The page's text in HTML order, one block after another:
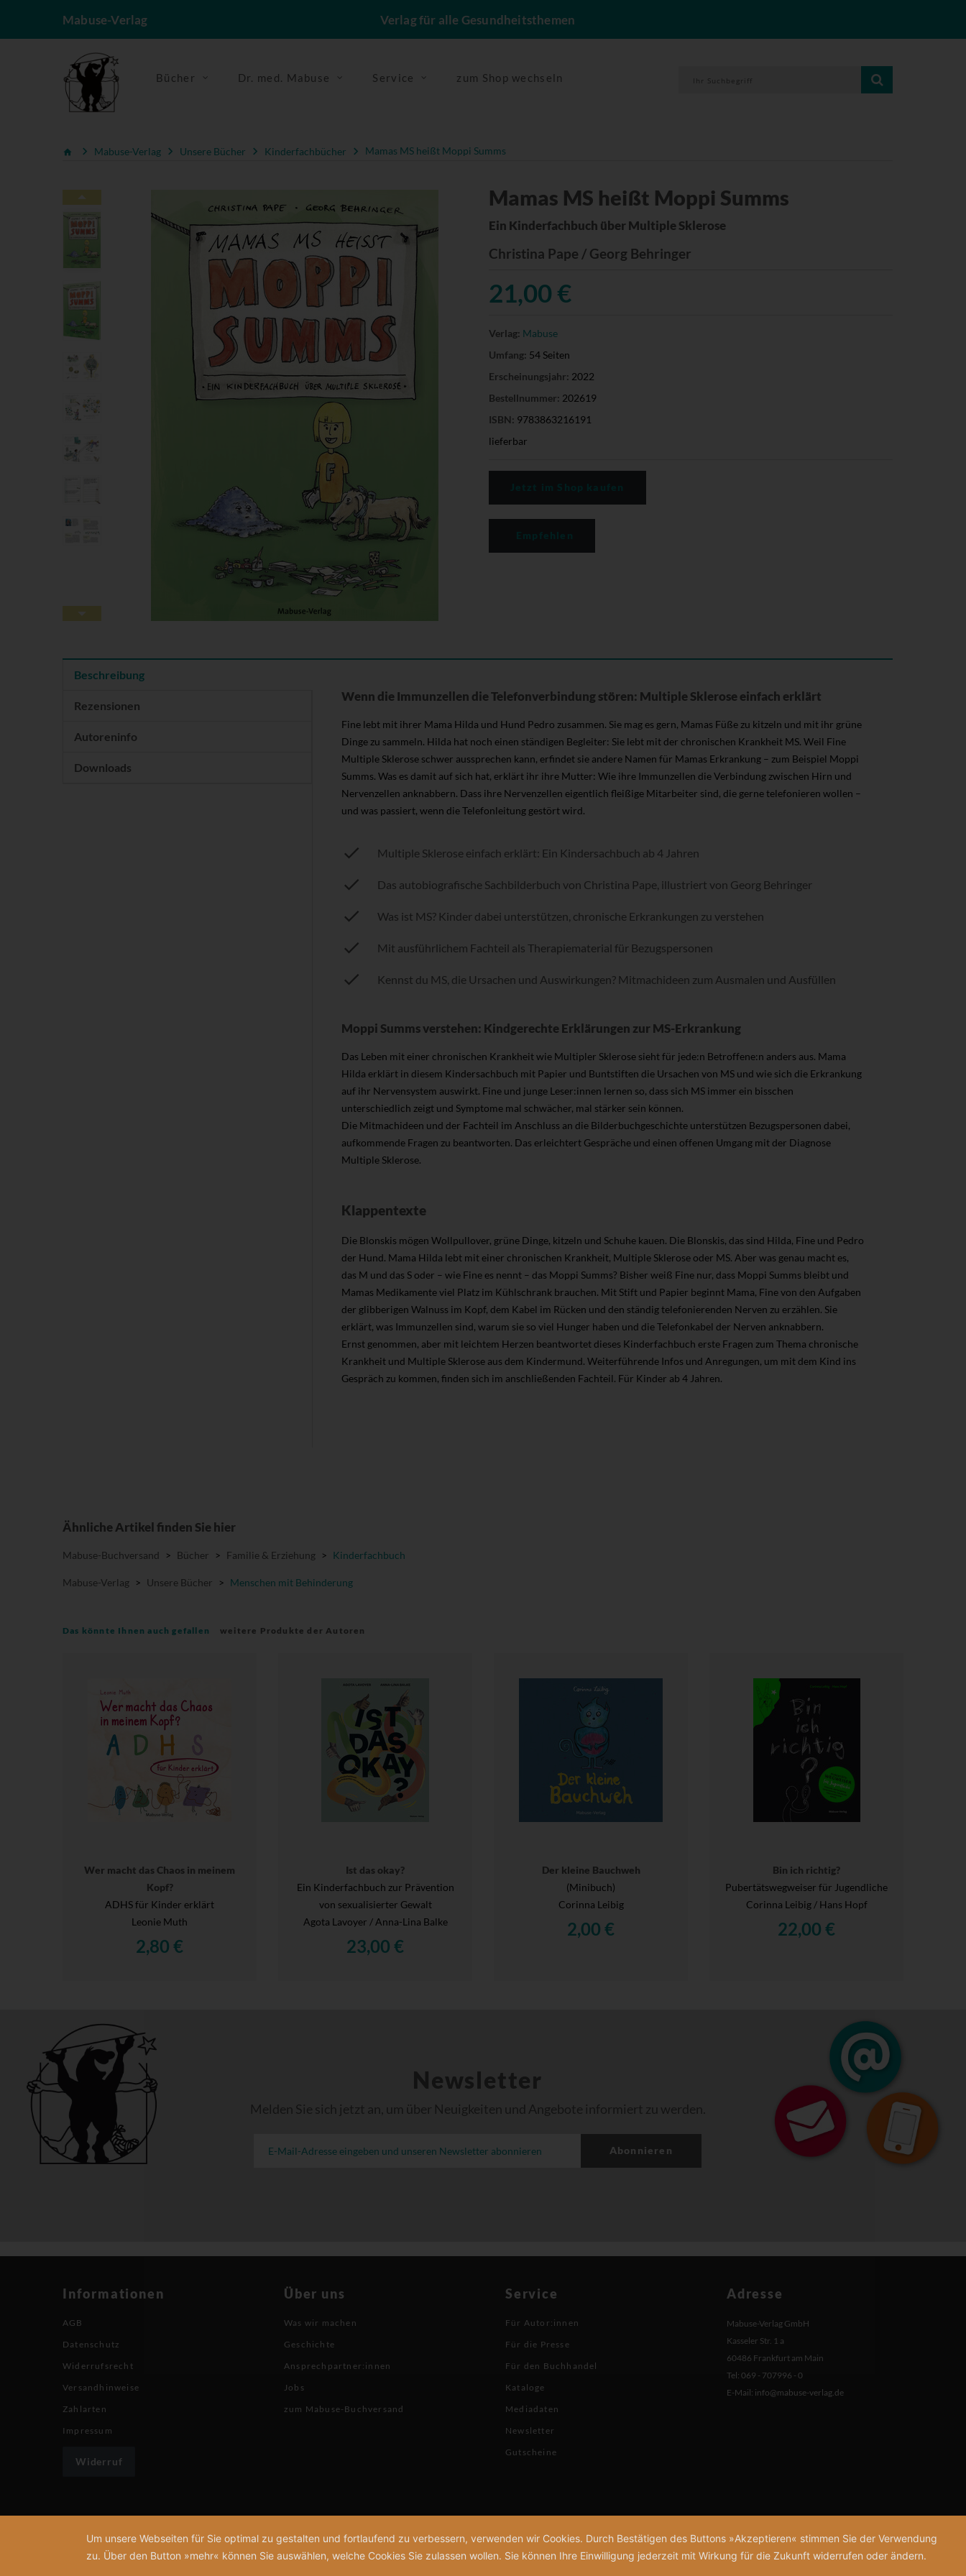
Mabuse-Verlag Verlag für alle Gesundheitsthemen
Bücher Dr. med. Mabuse Service zum Shop wechseln
Mabuse-Verlag Unsere Bücher Kinderfachbücher Mamas MS heißt Moppi Summs
Mamas MS heißt Moppi Summs
Ein Kinderfachbuch über Multiple Sklerose
Christina Pape / Georg Behringer
21,00 €
Verlag: Mabuse
Umfang: 54 Seiten
Erscheinungsjahr: 2022
Bestellnummer: 202619
ISBN: 9783863216191
lieferbar
Beschreibung
Rezensionen
Autoreninfo
Downloads
Wenn die Immunzellen die Telefonverbindung stören: Multiple Sklerose einfach erklärt
Fine lebt mit ihrer Mama Hilda und Hund Pedro zusammen. Sie mag es gern, Mamas Füße zu kitzeln und mit ihr grüne
Dinge zu sammeln. Hilda hat noch einen ständigen Begleiter: Sie lebt mit der chronischen Krankheit MS. Weil Fine
Multiple Sklerose schwer aussprechen kann, erfindet sie andere Namen für Mamas Erkrankung – zum Beispiel Moppi
Summs. Was es damit auf sich hat, erklärt ihr ihre Mutter: Wie ihre Immunzellen die Verbindung zwischen Hirn und
Nervenzellen anknabbern. Dass ihre Nervenzellen eigentlich fleißige Mitarbeiter sind, die gerne telefonieren wollen –
und was passiert, wenn die Telefonleitung gestört wird.
Multiple Sklerose einfach erklärt: Ein Kindersachbuch ab 4 Jahren
Das autobiografische Sachbilderbuch von Christina Pape, illustriert von Georg Behringer
Was ist MS? Kinder dabei unterstützen, chronische Erkrankungen zu verstehen
Mit ausführlichem Fachteil als Therapiematerial für Bezugspersonen
Kennst du MS, die Ursachen und Auswirkungen? Mitmachideen zum Ausmalen und Ausfüllen
Moppi Summs verstehen: Kindgerechte Erklärungen zur MS-Erkrankung
Das Leben mit einer chronischen Krankheit wie Multipler Sklerose sieht für jede:n Betroffene:n anders aus. Mama
Hilda erklärt in diesem Kindersachbuch mit Papier und Buntstiften die Ursachen von MS und wie sich die Erkrankung
auf ihr Nervensystem auswirkt. Fine und junge Leser:innen lernen so, dass sich MS immer ein bisschen
unterschiedlich zeigt und Symptome mal schwächer, mal stärker sein können.
Die Mitmachideen und der Fachteil im Anschluss an die Bilderbuchgeschichte unterstützen Bezugspersonen dabei,
aufkommende Fragen zu beantworten. Das erleichtert Gespräche und einen offenen Umgang mit der Diagnose
Multiple Sklerose.
Klappentexte
Die Blonskis mögen Wollpullover, grüne Dinge, kitzeln und Schuhe kauen. Die Blonskis, das sind Hilda, Fine und Pedro
der Hund. Mama Hilda lebt mit einer chronischen Krankheit, Multiple Sklerose oder MS. Aber was genau macht es,
das M und das S oder – wie Fine es nennt – das Moppi Summs? Bisher weiß Fine nur, dass Moppi Summs bleibt und
Mamas Medikamente viel Platz im Kühlschrank brauchen. Mit Stift und Papier beginnt Mama, Fine von den Aufgaben
der glibberigen Walnuss im Kopf, dem Kabel im Rücken und den ständig telefonierenden Nerven zu erzählen. Sie
erklärt, was Immunzellen sind, warum sie so viel Hunger haben und die Telefonkabel der Nerven anknabbern.
Ernst genommen, aber mit leichtem Herzen beantwortet dieses Kinderfachbuch erste Fragen zum Thema chronische
Krankheit und Multiple Sklerose aus dem Kindermund. Weiterführende Infos und Anregungen, um mit dem Kind ins
Gespräch zu kommen, finden sich im anschließenden Fachteil. Für Kinder ab 4 Jahren.
Ähnliche Artikel finden Sie hier
Mabuse-Buchversand > Bücher > Familie & Erziehung > Kinderfachbuch
Mabuse-Verlag > Unsere Bücher > Menschen mit Behinderung
Das könnte Ihnen auch gefallen weitere Produkte der Autoren
Wer macht das Chaos in meinem
Kopf?
ADHS für Kinder erklärt
Leonie Muth
2,80 €
Ist das okay?
Ein Kinderfachbuch zur Prävention
von sexualisierter Gewalt
Agota Lavoyer / Anna-Lina Balke
23,00 €
Der kleine Bauchweh
(Minibuch)
Corinna Leibig
2,00 €
Bin ich richtig?
Pubertätswegweiser für Jugendliche
Corinna Leibig / Hans Hopf
22,00 €
Newsletter
Melden Sie sich jetzt an, um über Neuigkeiten und Angebote informiert zu werden.
Abonnieren
Informationen
AGB
Datenschutz
Widerrufsrecht
Versandhinweise
Zahlarten
Impressum
Widerruf
Über uns
Was wir machen
Geschichte
Ansprechpartner:innen
Jobs
zum Mabuse-Buchversand
Service
Für Autor:innen
Für die Presse
Für den Buchhandel
Kataloge
Mediadaten
Newsletter
Gutscheine
Adresse
Mabuse-Verlag GmbH
Kasseler Str. 1 a
60486 Frankfurt am Main
Tel: 069 - 707996 - 0
E-Mail: info@mabuse-verlag.de
Um unsere Webseiten für Sie optimal zu gestalten und fortlaufend zu verbessern, verwenden wir Cookies. Durch Bestätigen des Buttons »Akzeptieren« stimmen Sie der Verwendung
zu. Über den Button »mehr« können Sie auswählen, welche Cookies Sie zulassen wollen. Sie können Ihre Einwilligung jederzeit mit Wirkung für die Zukunft widerrufen oder ändern.